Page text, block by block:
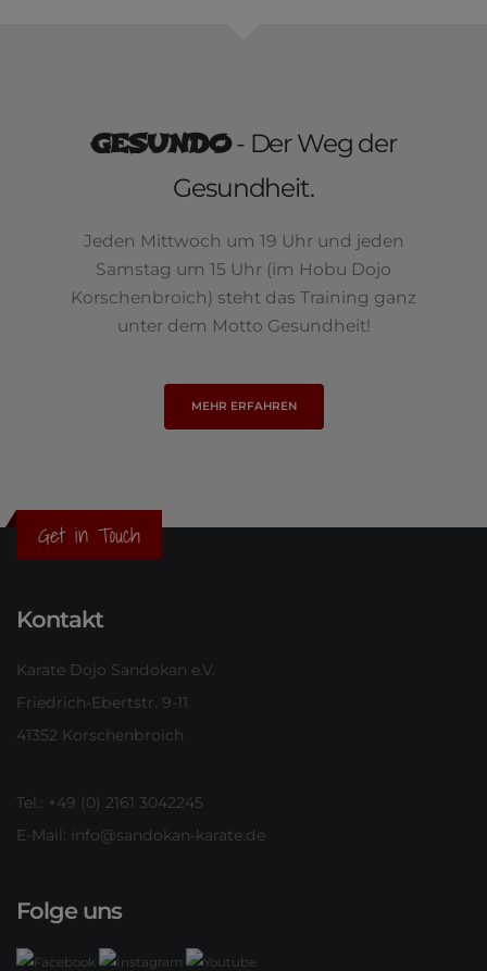
GESUNDO- Der Weg der
Gesundheit.
Jeden Mittwoch um 19 Uhr und jeden
Samstag um 15 Uhr (im Hobu Dojo
Korschenbroich) steht das Training ganz
unter dem Motto Gesundheit!
MEHR ERFAHREN
Get in Touch
Kontakt
Karate Dojo Sandokan e.V.
Friedrich-Ebertstr. 9-11
41352 Korschenbroich
Tel.: +49 (0) 2161 3042245
E-Mail: info@sandokan-karate.de
Folge uns